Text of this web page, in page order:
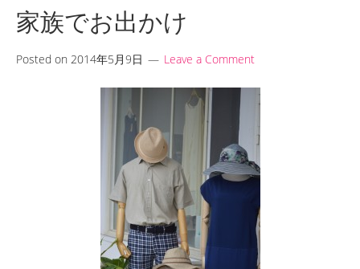
家族でお出かけ
Posted on 2014年5月9日 Leave a Comment